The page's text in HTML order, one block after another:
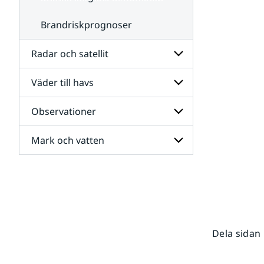
Brandriskprognoser
Radar och satellit
Undersidor
för
Radar
och
satellit
Väder till havs
Undersidor
för
Väder
till
havs
Observationer
Undersidor
för
Mark och vatten
Dela sidan